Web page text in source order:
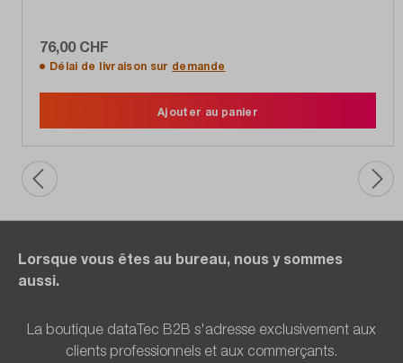
76,00 CHF
Délai de livraison sur demande
Ajouter au panier
Lorsque vous êtes au bureau, nous y sommes
aussi.
La boutique dataTec B2B s'adresse exclusivement aux
clients professionnels et aux commerçants.